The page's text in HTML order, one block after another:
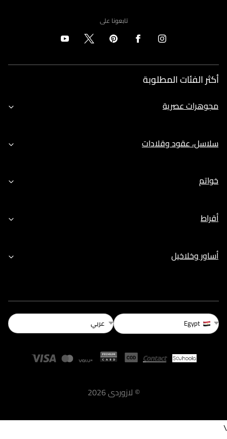
تابعونا على
أكثر الفئات المطلوبة
مجوهرات عصرية
سلاسل، عقود وقلادات
خواتم
أقراط
أساور وخلاخيل
Egypt عربي
© لازوردى2026
\